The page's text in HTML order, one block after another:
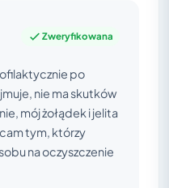
Zweryfikowana
po
nie ma skutków
mój żołądek i jelita
tym, którzy
na oczyszczenie